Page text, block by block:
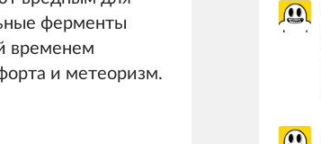
ферменты
временем
и метеоризм.